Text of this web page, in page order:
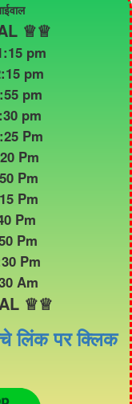
♕♕
pm
pm
pm
pm
Pm
Pm
Pm
Pm
Pm
Pm
Pm
Am
♕♕
लिंक पर क्लिक